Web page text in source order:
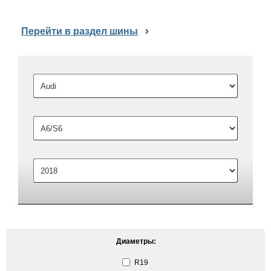
Перейти в раздел шины
Диаметры:
R19